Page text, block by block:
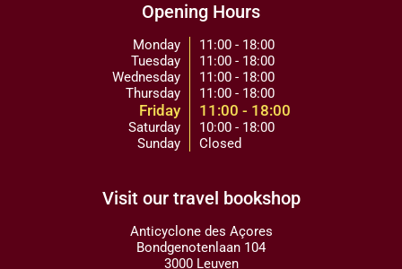
Opening Hours
Monday
Tuesday
Wednesday
Thursday
Friday
Saturday
Sunday
11:00 - 18:00
11:00 - 18:00
11:00 - 18:00
11:00 - 18:00
11:00 - 18:00
10:00 - 18:00
Closed
Visit our travel bookshop
Anticyclone des Açores
Bondgenotenlaan 104
3000 Leuven